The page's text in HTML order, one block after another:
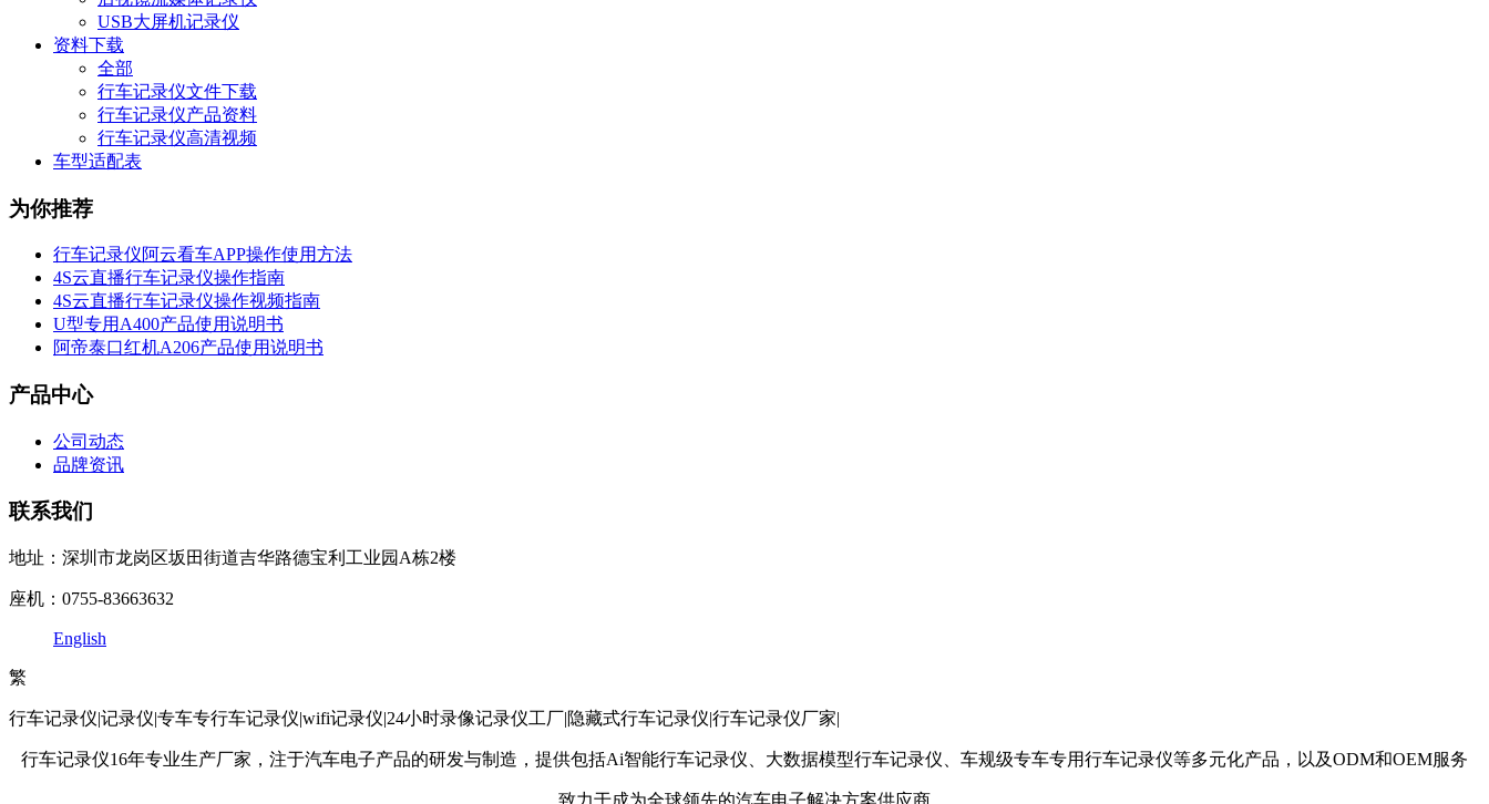
USB大屏机记录仪
资料下载
全部
行车记录仪文件下载
行车记录仪产品资料
行车记录仪高清视频
车型适配表
为你推荐
行车记录仪阿云看车APP操作使用方法
4S云直播行车记录仪操作指南
4S云直播行车记录仪操作视频指南
U型专用A400产品使用说明书
阿帝泰口红机A206产品使用说明书
产品中心
公司动态
品牌资讯
联系我们
地址：深圳市龙岗区坂田街道吉华路德宝利工业园A栋2楼
座机：0755-83663632
English
繁
行车记录仪|记录仪|专车专行车记录仪|wifi记录仪|24小时录像记录仪工厂|隐藏式行车记录仪|行车记录仪厂家|
行车记录仪16年专业生产厂家，注于汽车电子产品的研发与制造，提供包括Ai智能行车记录仪、大数据模型行车记录仪、车规级专车专用行车记录仪等多元化产品，以及ODM和OEM服务